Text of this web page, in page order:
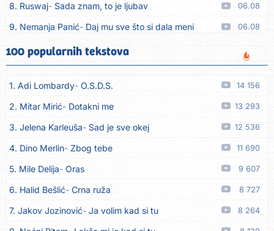
8. Ruswaj Sada znam, to je ljubav 06.08
9. Nemanja Panić Daj mu sve što si dala meni 06.08
10. Gustafi Imala je oči pospane
11. Marko Nedug Pjesma za tebe 06.08
12. Bruno Krajcar Pozitiva 06.08
13. Bruno Krajcar Za nas 06.08
14. Tereza Kesovija Da li ću moći 06.08
15. Lidija Bačić Neka se vino toči (Nazdravlje) 06.08
16. Karin Kuljanić Nisi zavridel 06.08
17. Tamara Brusić Nigdi ni lipo ko doma 06.08
18. Tamara Brusić Biž´mo ća 06.08
100 popularnih tekstova
1. Adi Lombardy O.S.D.S. 14 156
2. Mitar Mirić Dotakni me 13 293
3. Jelena Karleuša Sad je sve okej 12 536
4. Dino Merlin Zbog tebe 11 690
5. Mile Delija Oras 9 607
6. Halid Bešlić Crna ruža 8 727
7. Jakov Jozinović Ja volim kad si tu 8 264